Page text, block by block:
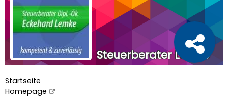
Steuerberater Lemke
Startseite
Homepage